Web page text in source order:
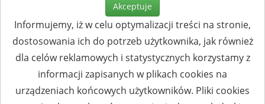
Akceptuje
Informujemy, iż w celu optymalizacji treści na stronie,
dostosowania ich do potrzeb użytkownika, jak również
dla celów reklamowych i statystycznych korzystamy z
informacji zapisanych w plikach cookies na
urządzeniach końcowych użytkowników. Pliki cookies